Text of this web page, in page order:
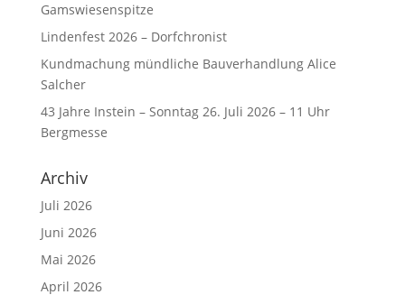
Gamswiesenspitze
Lindenfest 2026 – Dorfchronist
Kundmachung mündliche Bauverhandlung Alice
Salcher
43 Jahre Instein – Sonntag 26. Juli 2026 – 11 Uhr
Bergmesse
Archiv
Juli 2026
Juni 2026
Mai 2026
April 2026